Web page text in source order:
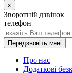
x
Зворотній дзвінок
телефон
Передзвоніть мені
Про нас
Додаткові